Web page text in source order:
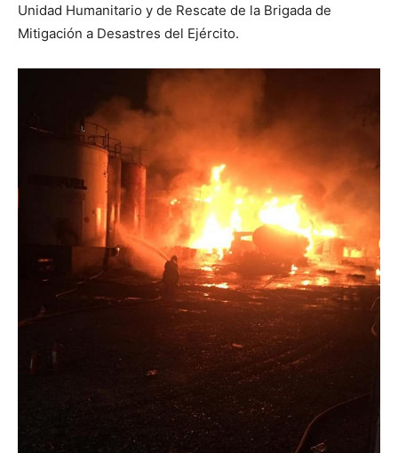
Unidad Humanitario y de Rescate de la Brigada de
Mitigación a Desastres del Ejército.